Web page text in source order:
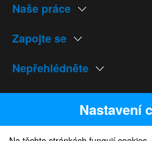
Naše práce
Zapojte se
Nepřehlédněte
Naše weby
Nastavení